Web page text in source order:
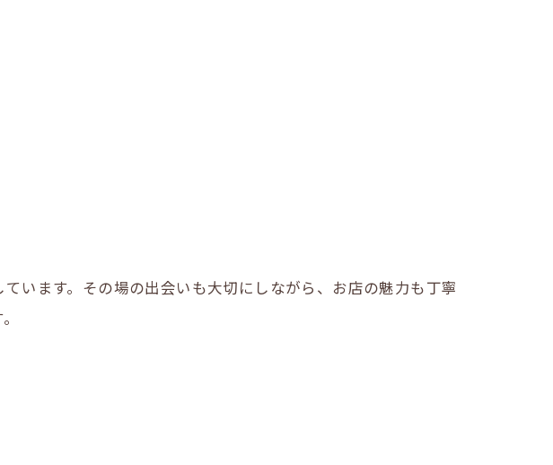
います。その場の出会いも大切にしながら、お店の魅力も丁寧